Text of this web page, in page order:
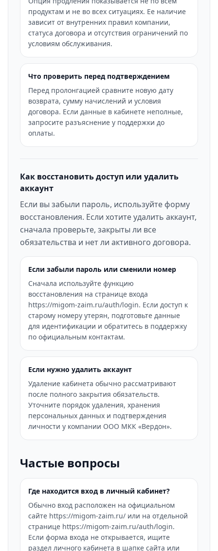
продуктам и не во всех ситуациях. Ее наличие
зависит от внутренних правил компании,
статуса договора и отсутствия ограничений по
условиям обслуживания.
Что проверить перед подтверждением
Перед пролонгацией сравните новую дату
возврата, сумму начислений и условия
договора. Если данные в кабинете неполные,
запросите разъяснение у поддержки до
оплаты.
Как восстановить доступ или удалить
аккаунт
Если вы забыли пароль, используйте форму
восстановления. Если хотите удалить аккаунт,
сначала проверьте, закрыты ли все
обязательства и нет ли активного договора.
Если забыли пароль или сменили номер
Сначала используйте функцию
восстановления на странице входа
https://migom-zaim.ru/auth/login. Если доступ к
старому номеру утерян, подготовьте данные
для идентификации и обратитесь в поддержку
по официальным контактам.
Если нужно удалить аккаунт
Удаление кабинета обычно рассматривают
после полного закрытия обязательств.
Уточните порядок удаления, хранения
персональных данных и подтверждения
личности у компании ООО МКК «Вердон».
Частые вопросы
Где находится вход в личный кабинет?
Обычно вход расположен на официальном
сайте https://migom-zaim.ru/ или на отдельной
странице https://migom-zaim.ru/auth/login.
Если форма входа не открывается, ищите
раздел личного кабинета в шапке сайта или